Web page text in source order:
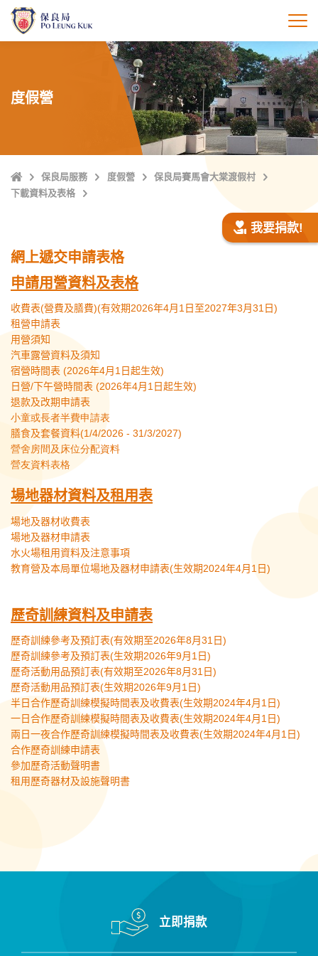
打
度假營
主
頁
保良局服務 度假營
保良局賽馬會大棠渡假村
下載資料及表格
我要捐款!
網上遞交申請表格
申請用營資料及表格
收費表(營費及膳費)(有效期2026年4月1日至2027年3月31日)
租營申請表
用營須知
汽車露營資料及須知
宿營時間表 (2026年4月1日起生效)
日營/下午營時間表 (2026年4月1日起生效)
退款及改期申請表
小童或長者半費申請表
膳食及套餐資料(1/4/2026 - 31/3/2027)
營舍房間及床位分配資料
營友資料表格
場地器材資料及租用表
場地及器材收費表
場地及器材申請表
水火場租用資料及注意事項
教育營及本局單位場地及器材申請表(生效期2024年4月1日)
歷奇訓練資料及申請表
歷奇訓練參考及預訂表(有效期至2026年8月31日)
歷奇訓練參考及預訂表(生效期2026年9月1日)
歷奇活動用品預訂表(有效期至2026年8月31日)
歷奇活動用品預訂表(生效期2026年9月1日)
半日合作歷奇訓練模擬時間表及收費表(生效期2024年4月1日)
一日合作歷奇訓練模擬時間表及收費表(生效期2024年4月1日)
兩日一夜合作歷奇訓練模擬時間表及收費表(生效期2024年4月1日)
合作歷奇訓練申請表
參加歷奇活動聲明書
租用歷奇器材及設施聲明書
立即捐款